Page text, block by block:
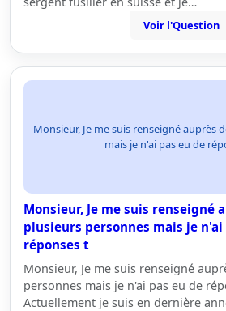
Voir l'Question
Monsieur, Je me suis renseigné auprès
mais je n'ai pas eu de
Monsieur, Je me suis renseigné
plusieurs personnes mais je n'ai
réponses t
Monsieur, Je me suis renseigné
personnes mais je n'ai pas eu de
Actuellement je suis en dernière